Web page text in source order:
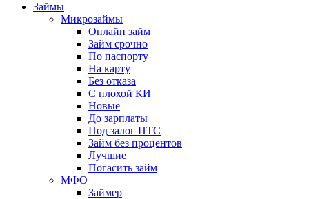
Займы
Микрозаймы
Онлайн займ
Займ срочно
По паспорту
На карту
Без отказа
С плохой КИ
Новые
До зарплаты
Под залог ПТС
Займ без процентов
Лучшие
Погасить займ
МФО
Займер